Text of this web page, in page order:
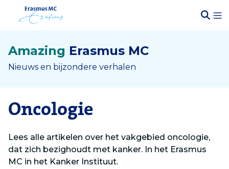
Amazing Erasmus MC
Nieuws en bijzondere verhalen
Oncologie
Lees alle artikelen over het vakgebied oncologie,
dat zich bezighoudt met kanker. In het Erasmus
MC in het Kanker Instituut.